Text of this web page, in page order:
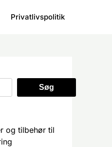
Privatlivspolitik
Søg
og tilbehør til